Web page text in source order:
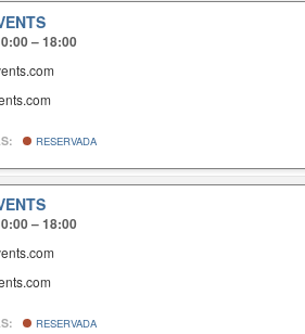
– 18:00
RESERVADA
– 18:00
RESERVADA